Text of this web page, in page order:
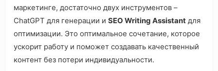
маркетинге, достаточно двух инструментов –
ChatGPT для генерации и SEO Writing Assistant для
оптимизации. Это оптимальное сочетание, которое
ускорит работу и поможет создавать качественный
контент без потери индивидуальности.